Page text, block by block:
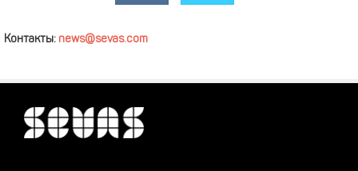
Контакты: news@sevas.com